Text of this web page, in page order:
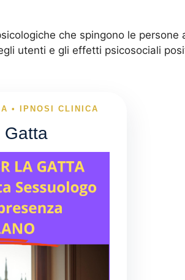
che spingono le persone
utenti e gli effetti psicosociali
• IPNOSI CLINICA
Gatta